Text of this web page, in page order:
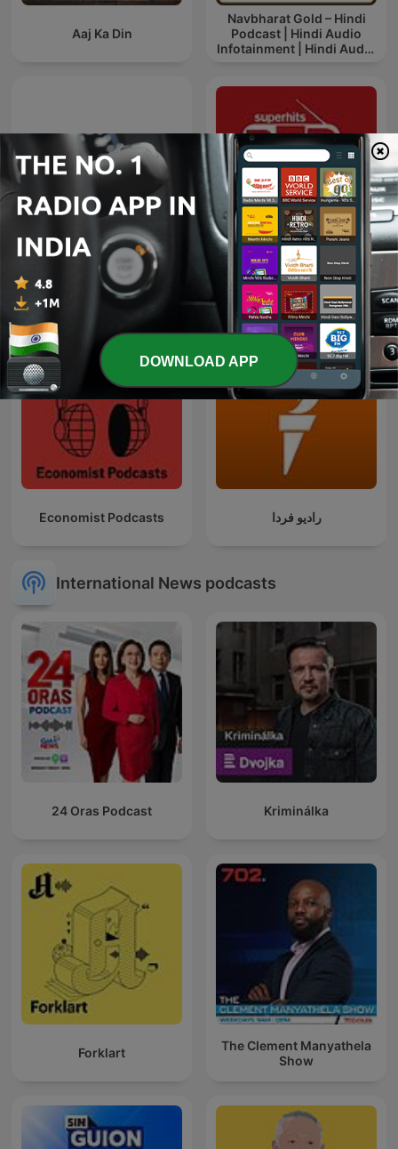
Aaj Ka Din
Navbharat Gold – Hindi
Podcast | Hindi Audio
Infotainment | Hindi Audio
TECH IN KANNADA
Red FM Coronavirus -
#CareKaroNa
Economist Podcasts رادیو فردا
International News podcasts
24 Oras Podcast Kriminálka
Forklart
The Clement Manyathela
Show
DOWNLOAD APP